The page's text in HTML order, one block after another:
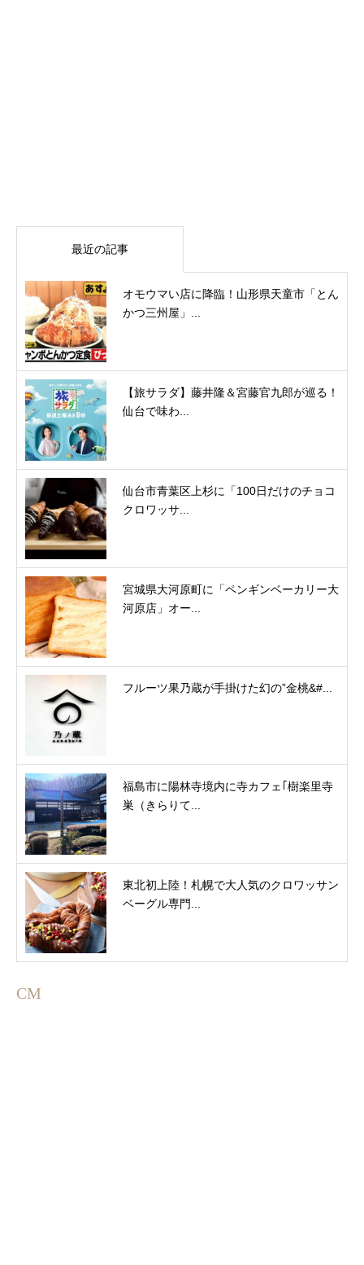
最近の記事
オモウマい店に降臨！山形県天童市「とん
かつ三州屋」...
【旅サラダ】藤井隆＆宮藤官九郎が巡る！
仙台で味わ...
仙台市青葉区上杉に「100日だけのチョコ
クロワッサ...
宮城県大河原町に「ペンギンベーカリー大
河原店」オー...
フルーツ果乃蔵が手掛けた幻の”金桃&#...
福島市に陽林寺境内に寺カフェ｢樹楽里寺
巣（きらりて...
東北初上陸！札幌で大人気のクロワッサン
ベーグル専門...
CM